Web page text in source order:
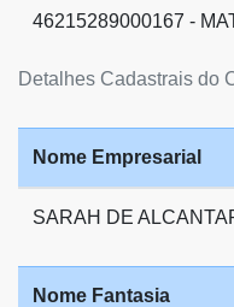
Detalhes Cadastrais do
46215289000167 -
Nome Empresarial
SARAH DE
Nome Fantasia